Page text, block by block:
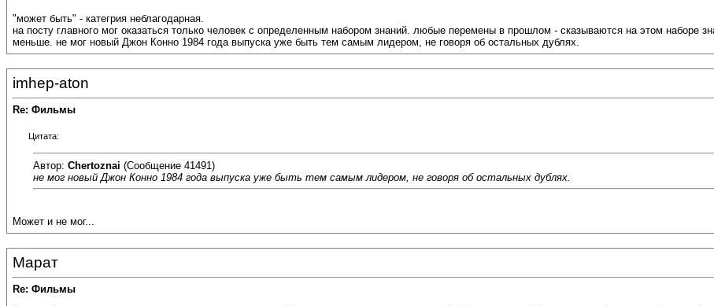
"может быть" - категрия неблагодарная.
на посту главного мог оказаться только человек с определенным набором знаний. любые перемены в прошлом - сказываются на этом наборе
меньше. не мог новый Джон Конно 1984 года выпуска уже быть тем самым лидером, не говоря об остальных дублях.
imhep-aton
Re: Фильмы
Цитата:
Автор: Chertoznai (Сообщение 41491)
не мог новый Джон Конно 1984 года выпуска уже быть тем самым лидером, не говоря об остальных дублях.
Может и не мог...
Марат
Re: Фильмы